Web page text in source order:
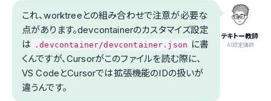
テキトー教師
.AI認定講師
これ、worktreeとの組み合わせで注意が必要な
点があります。devcontainerのカスタマイズ設定
は
.devcontainer/devcontainer.json に書
くんですが、Cursorがこのファイルを読む際に、
VS CodeとCursorでは拡張機能のIDの扱いが
違うんです。